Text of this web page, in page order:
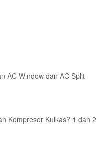
AC Window dan AC Split
Kompresor Kulkas? 1 dan 2